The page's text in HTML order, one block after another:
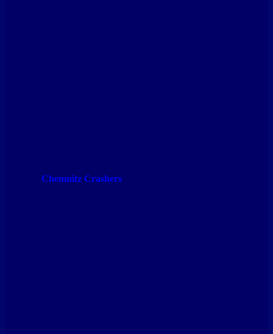
Chemnitz Crashers